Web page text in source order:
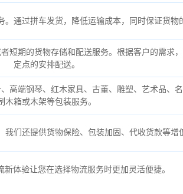
通过拼车发货，降低运输成本，同时保证货物
短期的货物存储和配送服务。根据客户的需求，
定点的安排配送。
高端钢琴、红木家具、古董、雕塑、艺术品、
木箱或木架等包装服务。
们还提供货物保险、包装加固、代收货款等增
体验让您在选择物流服务时更加灵活便捷。